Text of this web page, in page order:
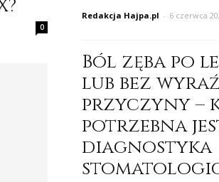
0
Redakcja Hajpa.pl - 6 czerwca
Ból zęba po
lub bez
przyczyny –
potrzebna
diagnostyka